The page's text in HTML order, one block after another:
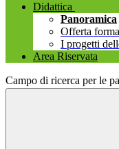
Didattica
Panoramica
Offerta
I progetti
Area Riservata
Campo di ricerca per le